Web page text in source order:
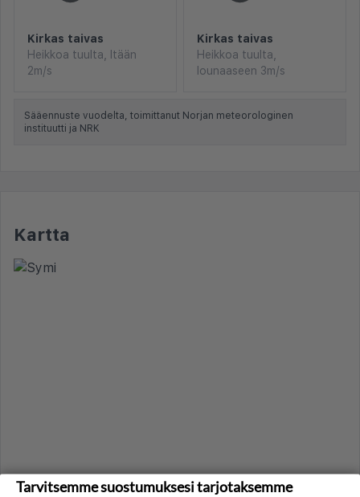
Kirkas taivas
Heikkoa tuulta, Itään
2m/s
Kirkas taivas
Heikkoa tuulta,
lounaaseen 3m/s
Sääennuste vuodelta, toimittanut Norjan meteorologinen
instituutti ja NRK
Kartta
Tarvitsemme suostumuksesi tarjotaksemme